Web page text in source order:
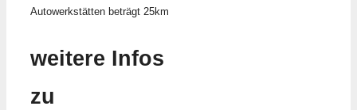
Autowerkstätten beträgt 25km
weitere Infos
zu